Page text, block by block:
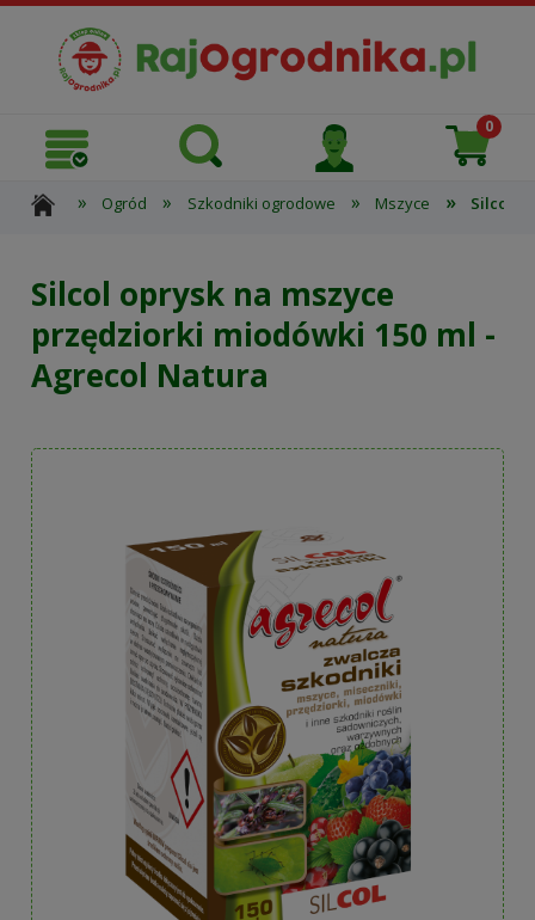
» Ogród » Szkodniki ogrodowe » Mszyce » Silcol
Silcol oprysk na mszyce
przędziorki miodówki 150 ml -
Agrecol Natura